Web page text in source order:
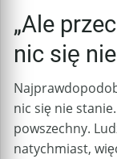
„Ale
nic się
nic się nie
powszechny.
natychmiast,